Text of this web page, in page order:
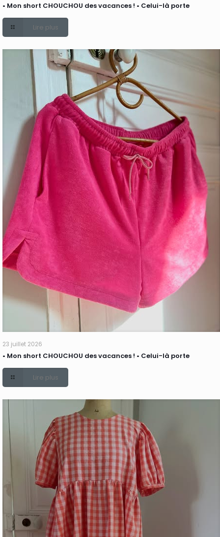
• Mon short CHOUCHOU des vacances ! • Celui-là porte
Lire plus
23 juillet 2026
• Mon short CHOUCHOU des vacances ! • Celui-là porte
Lire plus